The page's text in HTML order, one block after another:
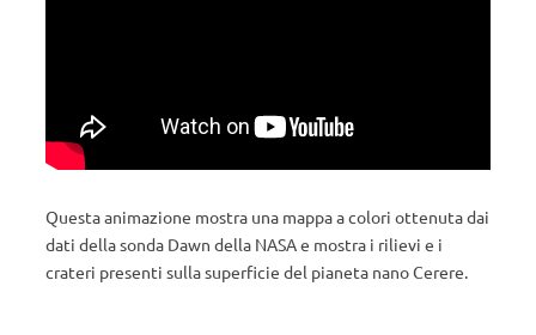
Questa animazione mostra una mappa a colori ottenuta dai
dati della sonda Dawn della NASA e mostra i rilievi e i
crateri presenti sulla superficie del pianeta nano Cerere.